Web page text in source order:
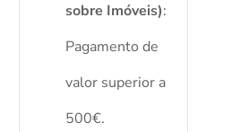
sobre Imóveis):
Pagamento de
valor superior a
500€.